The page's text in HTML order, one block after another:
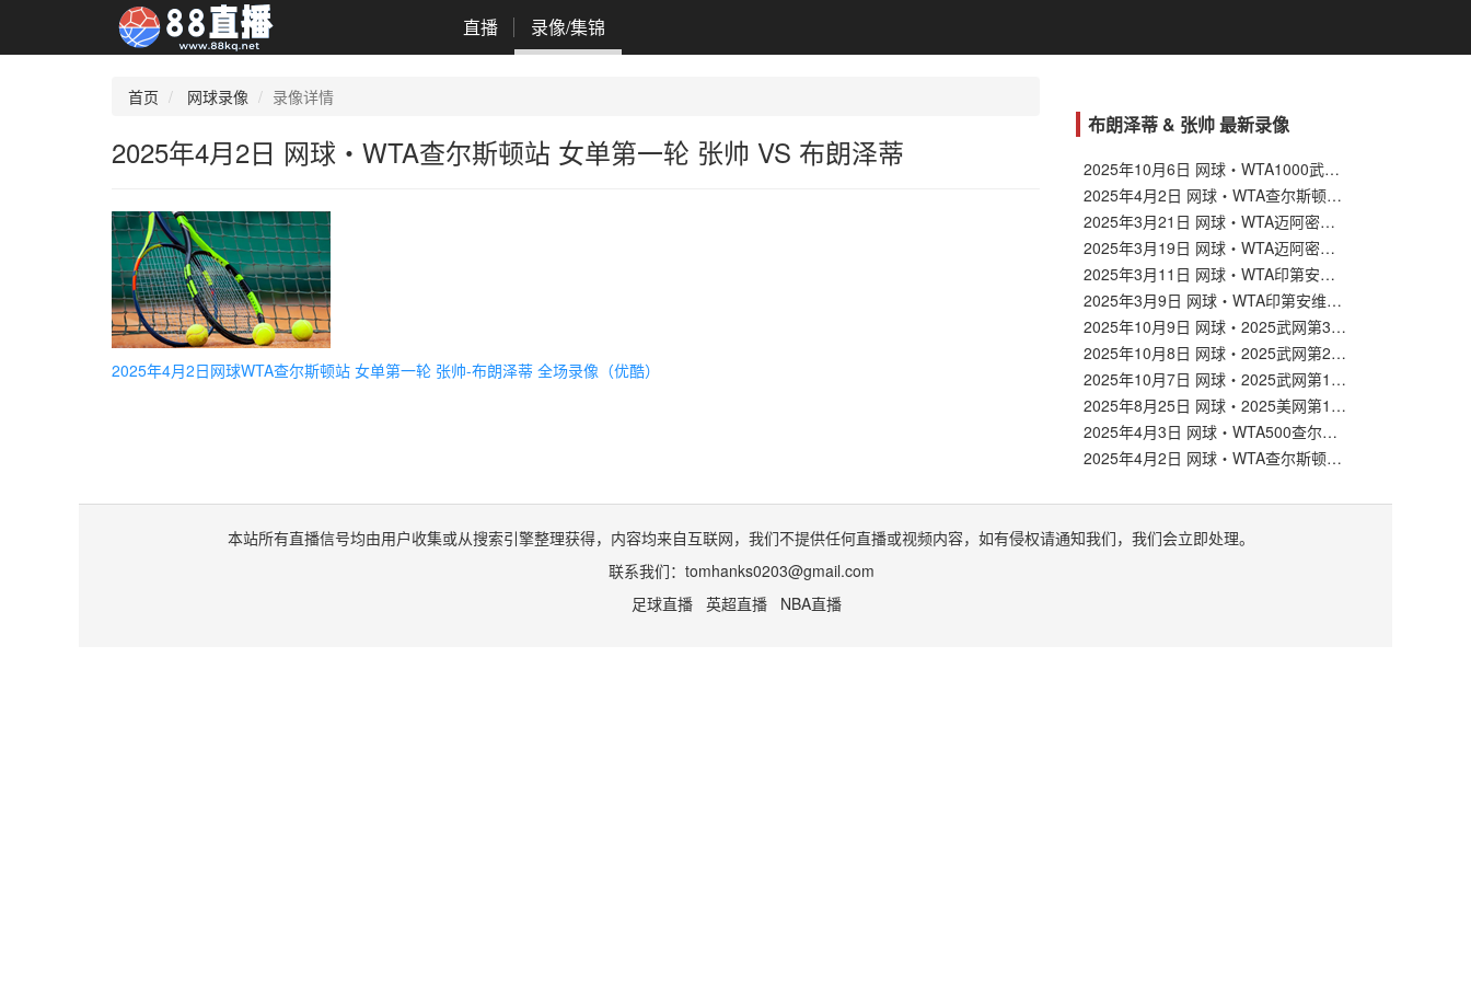
直播 录像/集锦
首页 网球录像 录像详情
2025年4月2日 网球・WTA查尔斯顿站 女单第一轮 张帅 VS 布朗泽蒂
2025年4月2日网球WTA查尔斯顿站 女单第一轮 张帅-布朗泽蒂 全场录像（优酷）
布朗泽蒂 & 张帅 最新录像
2025年10月6日 网球・WTA1000武网女单第一轮 布朗泽蒂 VS 袁悦
2025年4月2日 网球・WTA查尔斯顿站 女单第一轮 张帅 VS 布朗泽蒂
2025年3月21日 网球・WTA迈阿密站 女单第二轮 布朗泽蒂 VS 萨卡里
2025年3月19日 网球・WTA迈阿密站 女单第一轮 J・布扎斯・曼内罗 VS 布朗泽蒂
2025年3月11日 网球・WTA印第安维尔斯站 女单第三轮 萨巴伦卡 VS 布朗泽蒂
2025年3月9日 网球・WTA印第安维尔斯站 女单第二轮 布朗泽蒂 VS 弗莱彻
2025年10月9日 网球・2025武网第3轮 张帅 VS 高芙
2025年10月8日 网球・2025武网第2轮 张帅 VS 科斯蒂亚
2025年10月7日 网球・2025武网第1轮 纳瓦罗 VS 张帅
2025年8月25日 网球・2025美网第1轮 张帅 VS 本西奇
2025年4月3日 网球・WTA500查尔斯顿站女单第2轮 张帅 VS 普丁塞娃
2025年4月2日 网球・WTA查尔斯顿站 女单第一轮 张帅 VS 布朗泽蒂
本站所有直播信号均由用户收集或从搜索引擎整理获得，内容均来自互联网，我们不提供任何直播或视频内容，如有侵权请通知我们，我们会立即处理。
联系我们： tomhanks0203@gmail.com
足球直播 英超直播 NBA直播